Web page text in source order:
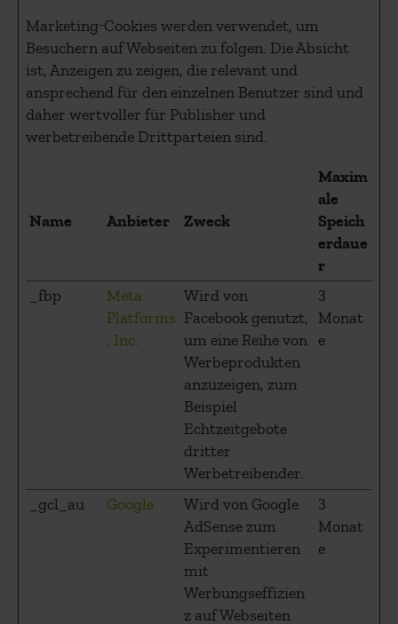
Marketing-Cookies werden verwendet, um
Besuchern auf Webseiten zu folgen. Die Absicht
ist, Anzeigen zu zeigen, die relevant und
ansprechend für den einzelnen Benutzer sind und
daher wertvoller für Publisher und
werbetreibende Drittparteien sind.
Name Anbieter Zweck
Maxim
ale
Speich
erdaue
r
_fbp
Meta
Platforms
, Inc.
Wird von
Facebook genutzt,
um eine Reihe von
Werbeprodukten
anzuzeigen, zum
Beispiel
Echtzeitgebote
dritter
Werbetreibender.
3
Monat
e
_gcl_au Google
Wird von Google
AdSense zum
Experimentieren
mit
Werbungseffizien
z auf Webseiten
3
Monat
e